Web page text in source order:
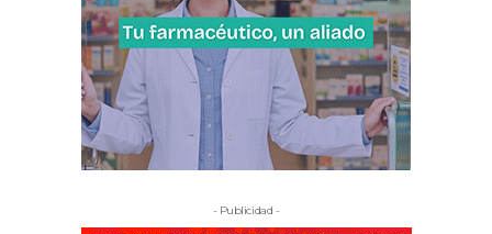
- Publicidad -